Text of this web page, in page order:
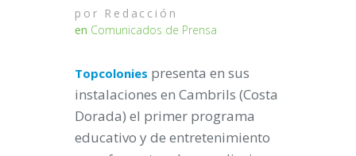
por Redacción
en Comunicados de Prensa
Topcolonies presenta en sus
instalaciones en Cambrils (Costa
Dorada) el primer programa
educativo y de entretenimiento